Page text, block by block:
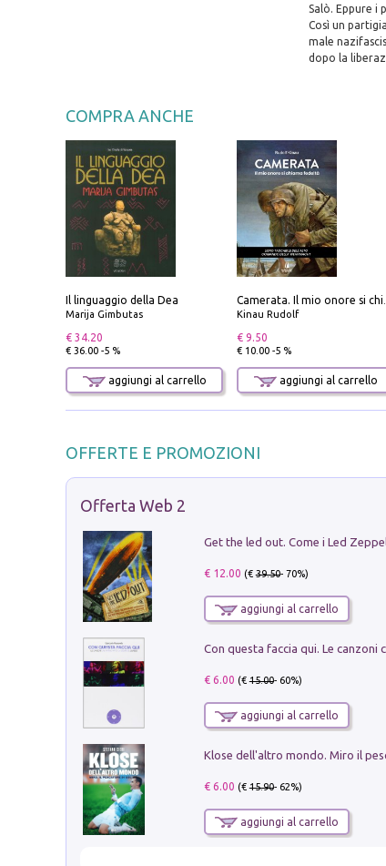
Salò. Eppure i
Così un
male
dopo la
COMPRA ANCHE
Il linguaggio della Dea
Marija Gimbutas
€ 34.20
€ 36.00 -5 %
aggiungi al carrello
Kinau Rudolf
€ 9.50
€ 10.00 -5 %
aggiungi al carrello
OFFERTE E PROMOZIONI
Offerta Web 2
€ 12.00 (€39.50- 70%)
aggiungi al carrello
€ 6.00 (€15.00- 60%)
aggiungi al carrello
€ 6.00 (€15.90- 62%)
aggiungi al carrello